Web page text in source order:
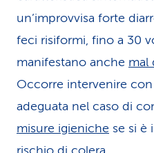
v
i
z
i
o
un’improvvisa forte
feci risiformi, fino a 30
manifestano anche mal
Occorre intervenire
adeguata nel caso di
misure igieniche se si è
rischio di colera.